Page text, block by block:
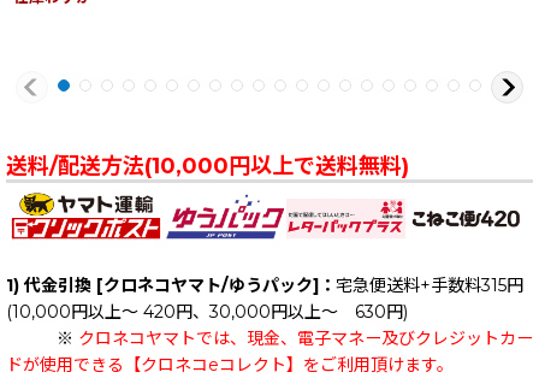
送料/配送方法(10,000円以上で送料無料)
1) 代金引換 [クロネコヤマト/ゆうパック]： 宅急便送料+手数料315円
(10,000円以上～ 420円、30,000円以上～ 630円)
※ クロネコヤマトでは、現金、電子マネー及びクレジットカー
ドが使用できる【クロネコeコレクト】をご利用頂けます。